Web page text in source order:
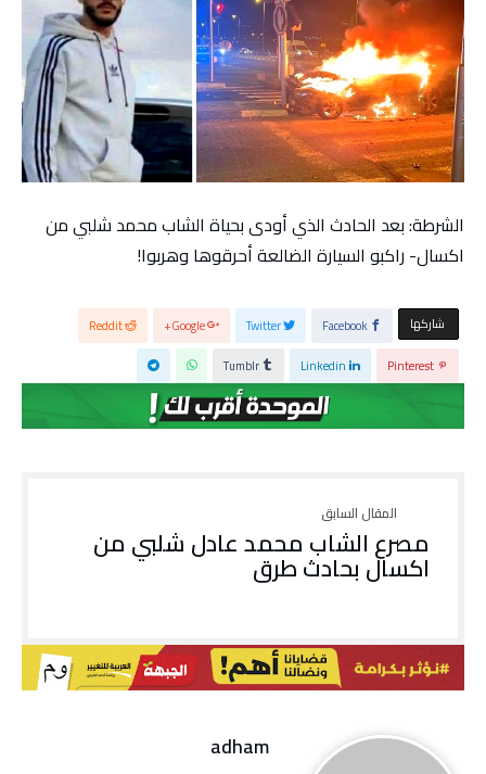
الشرطة: بعد الحادث الذي أودى بحياة الشاب محمد شلبي من
اكسال- راكبو السيارة الضالعة أحرقوها وهربوا!
‫‫ شاركها‬ Facebook
Twitter
Google+
Reddit
Pinterest
Linkedin
Tumblr
مصرع الشاب محمد عادل شلبي من
اكسال بحادث طرق
adham